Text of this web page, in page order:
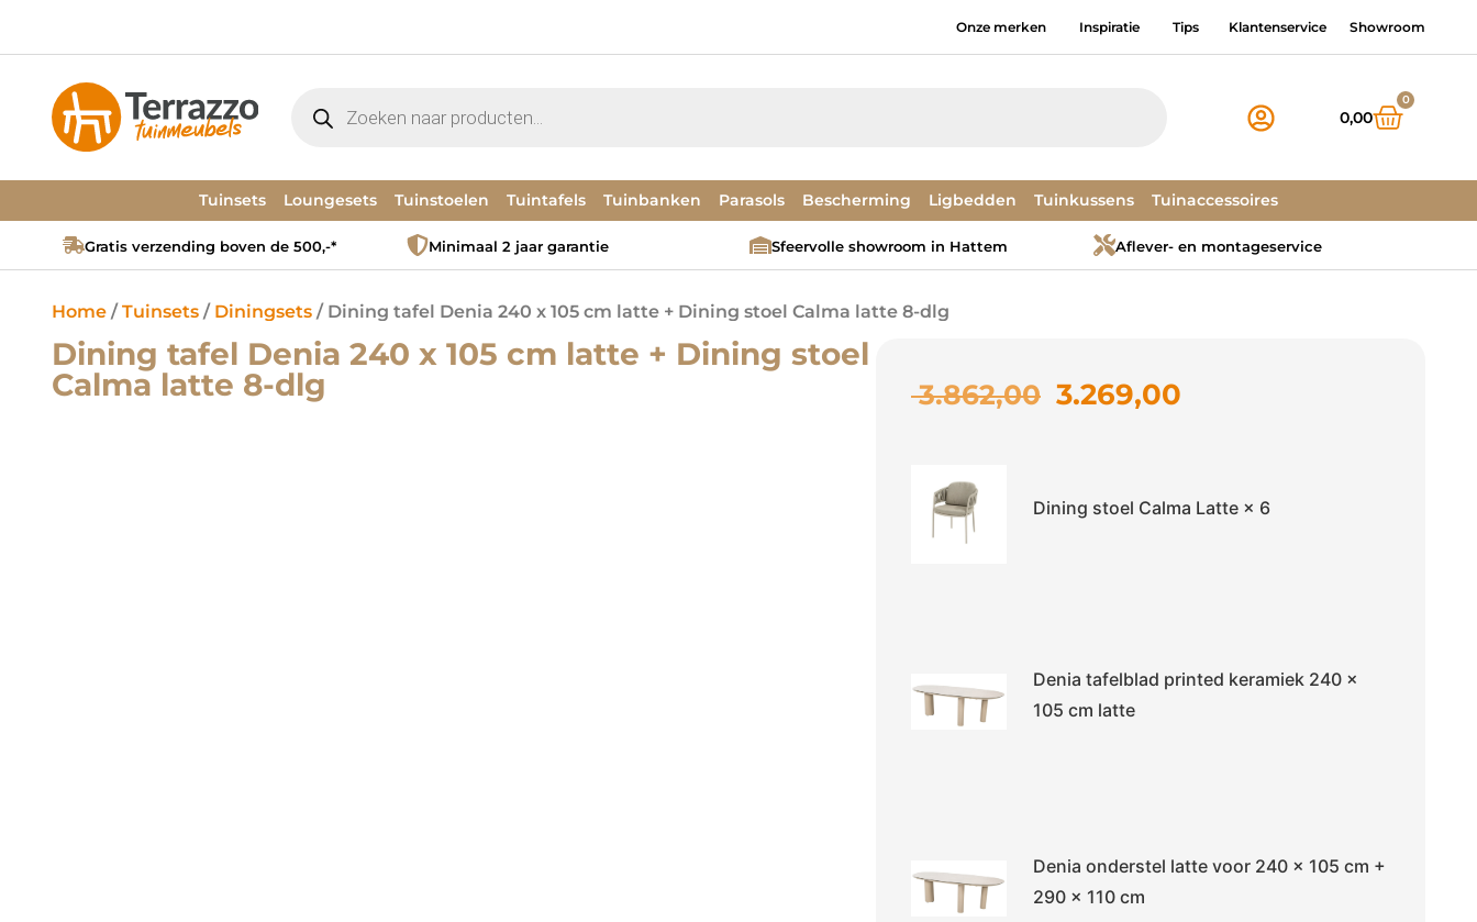
Onze merken Inspiratie Tips Klantenservice Showroom
0,00
0
Tuinsets Loungesets Tuinstoelen Tuintafels Tuinbanken Parasols Bescherming Ligbedden Tuinkussens Tuinaccessoires
Gratis verzending boven de 500,-* Minimaal 2 jaar garantie Sfeervolle showroom in Hattem Aflever- en montageservice
Home /Tuinsets / Diningsets / Dining tafel Denia 240 x 105 cm latte + Dining stoel Calma latte 8-dlg
Dining tafel Denia 240 x 105 cm latte + Dining stoel
Calma latte 8-dlg
3.862,00 3.269,00
Dining stoel Calma Latte × 6
Denia tafelblad printed keramiek 240 x
105 cm latte
Denia onderstel latte voor 240 x 105 cm +
290 x 110 cm